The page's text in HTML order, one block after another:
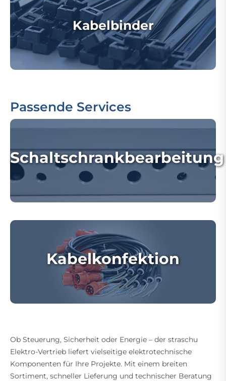
Kabelbinder
Passende Services
Schaltschrankbearbeitung
Kabelkonfektion
Ob Steuerung, Sicherheit oder Energie – der straschu
Elektro-Vertrieb liefert vielseitige elektrotechnische
Komponenten für Ihre Projekte. Mit einem breiten
Sortiment, schneller Lieferung und technischer Beratung